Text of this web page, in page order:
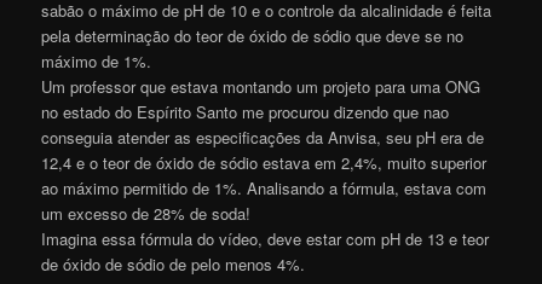
sabão o máximo de pH de 10 e o controle da alcalinidade é feita
pela determinação do teor de óxido de sódio que deve se no
máximo de 1%.
Um professor que estava montando um projeto para uma ONG
no estado do Espírito Santo me procurou dizendo que nao
conseguia atender as especificações da Anvisa, seu pH era de
12,4 e o teor de óxido de sódio estava em 2,4%, muito superior
ao máximo permitido de 1%. Analisando a fórmula, estava com
um excesso de 28% de soda!
Imagina essa fórmula do vídeo, deve estar com pH de 13 e teor
de óxido de sódio de pelo menos 4%.